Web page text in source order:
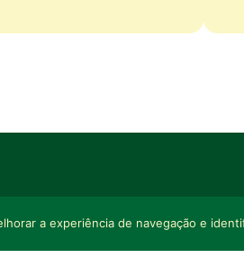
a experiência de navegação e